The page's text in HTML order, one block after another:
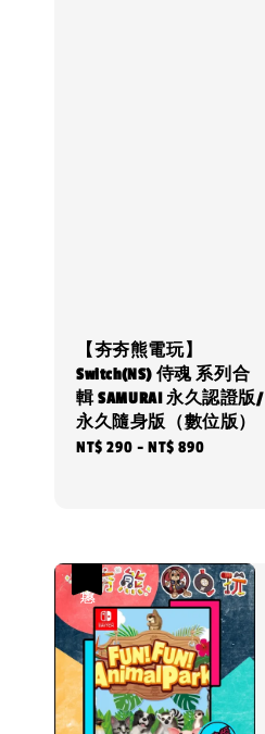
【夯夯熊電玩】
Switch(NS) 侍魂 系列合
輯 SAMURAI 永久認證版/
永久隨身版（數位版）
Regular
NT$ 290 -NT$ 890